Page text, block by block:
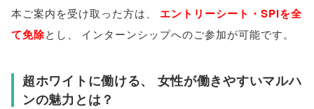
本ご案内を受け取った方は、
エントリーシート・SPIを全
て免除とし 、 インターンシップへのご参加が可能です。
超ホワイトに働ける、
女性が働きやすいマルハ
ンの魅力とは？